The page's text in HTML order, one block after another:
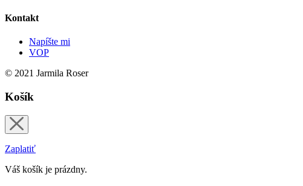
Kontakt
Napíšte mi
VOP
© 2021 Jarmila Roser
Košík
Zaplatiť
Váš košík je prázdny.